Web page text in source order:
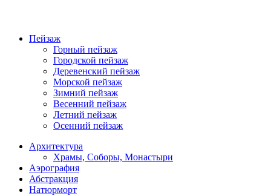
Пейзаж
Горный пейзаж
Городской пейзаж
Деревенский пейзаж
Морской пейзаж
Зимний пейзаж
Весенний пейзаж
Летний пейзаж
Осенний пейзаж
Архитектура
Храмы, Соборы, Монастыри
Аэрография
Абстракция
Натюрморт